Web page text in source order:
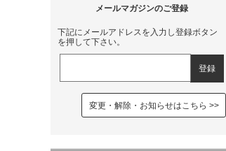
下記にメールアドレスを入力し登録ボタン
を押して下さい。
変更・解除・お知らせはこちら